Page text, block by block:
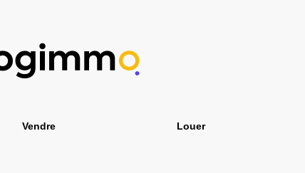
Vendre Louer